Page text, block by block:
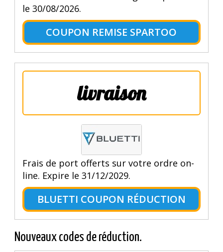
le 30/08/2026.
COUPON REMISE SPARTOO
livraison
Frais de port offerts sur votre ordre on-
line. Expire le 31/12/2029.
BLUETTI COUPON RÉDUCTION
Nouveaux codes de réduction.